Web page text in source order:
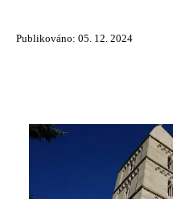
Publikováno: 05. 12. 2024